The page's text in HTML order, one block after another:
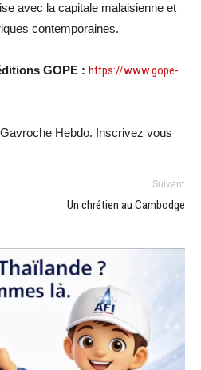
avec la capitale malaisienne et
contemporaines.
GOPE : https://www.gope-
Hebdo. Inscrivez vous
Suivant
Un chrétien au Cambodge